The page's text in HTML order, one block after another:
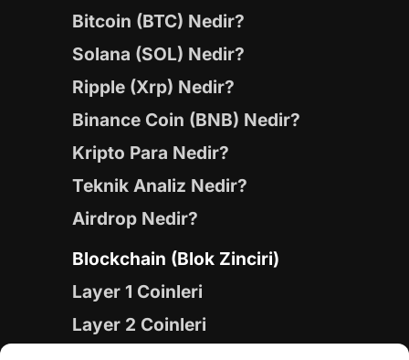
Bitcoin (BTC) Nedir?
Solana (SOL) Nedir?
Ripple (Xrp) Nedir?
Binance Coin (BNB) Nedir?
Kripto Para Nedir?
Teknik Analiz Nedir?
Airdrop Nedir?
Blockchain (Blok Zinciri)
Layer 1 Coinleri
Layer 2 Coinleri